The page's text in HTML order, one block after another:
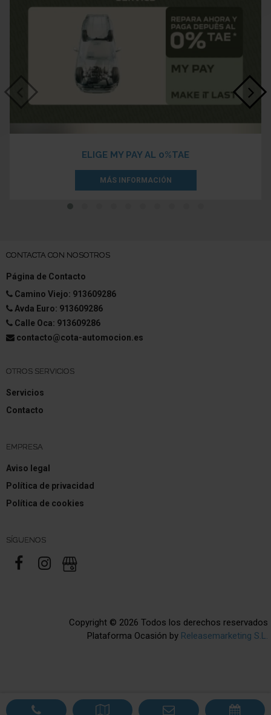
ELIGE MY PAY AL 0%TAE
MÁS INFORMACIÓN
CONTACTA CON NOSOTROS
Página de Contacto
Camino Viejo: 913609286
Avda Euro: 913609286
Calle Oca: 913609286
contacto@cota-automocion.es
OTROS SERVICIOS
Servicios
Contacto
EMPRESA
Aviso legal
Política de privacidad
Política de cookies
SÍGUENOS
Copyright © 2026 Todos los derechos reservados
Plataforma Ocasión by Releasemarketing S.L.